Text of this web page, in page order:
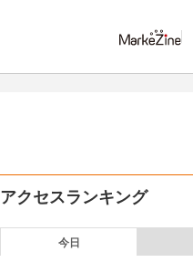
アクセスランキング
今日